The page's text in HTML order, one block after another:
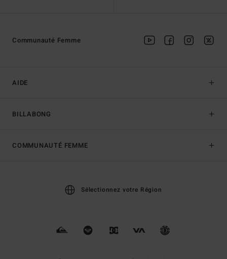
AIDE
BILLABONG
Communauté Femme
COMMUNAUTÉ FEMME
Sélectionnez votre Région